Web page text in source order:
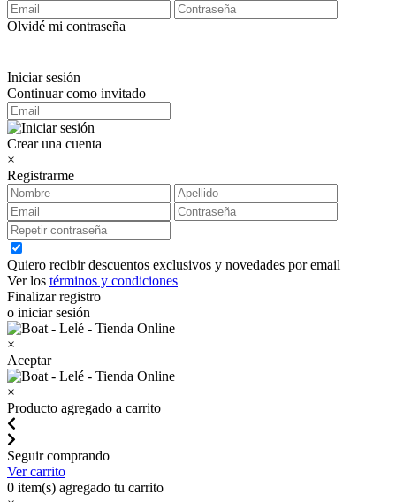
Olvidé mi contraseña
Iniciar sesión
Continuar como invitado
Crear una cuenta
×
Registrarme
Quiero recibir descuentos exclusivos y novedades por email
Ver los términos y condiciones
Finalizar registro
o iniciar sesión
×
Aceptar
×
Producto agregado a carrito
Seguir comprando
Ver carrito
0 item(s) agregado tu carrito